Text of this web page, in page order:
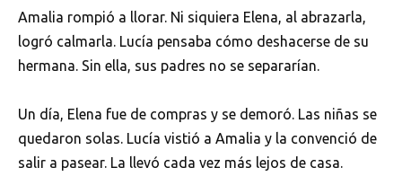
Amalia rompió a llorar. Ni siquiera Elena, al abrazarla,
logró calmarla. Lucía pensaba cómo deshacerse de su
hermana. Sin ella, sus padres no se separarían.
Un día, Elena fue de compras y se demoró. Las niñas se
quedaron solas. Lucía vistió a Amalia y la convenció de
salir a pasear. La llevó cada vez más lejos de casa.